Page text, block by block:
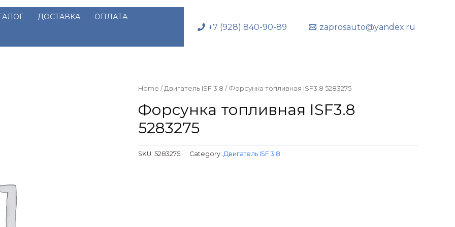
ДОСТАВКА ОПЛАТА
+7 (928) 840-90-89 zaprosauto@yandex.ru
Home / Двигатель ISF 3.8 / Форсунка топливная ISF3.8 5283275
Форсунка топливная ISF3.8
5283275
SKU: 5283275 Category: Двигатель ISF 3.8